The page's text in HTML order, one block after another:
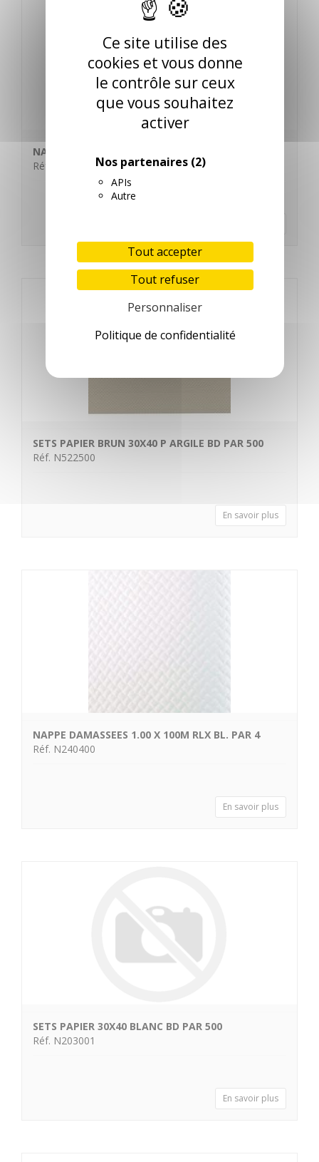
Ce site utilise des
cookies et vous donne
le contrôle sur ceux
que vous souhaitez
activer
Nos partenaires (2)
APIs
Autre
Tout accepter
Tout refuser
Personnaliser
Politique de confidentialité
NAPPE PAPIER BRUN 60X60 LIE DE VIN BD PAR 500
Réf. N520017
SETS PAPIER BRUN 30X40 P ARGILE BD PAR 500
Réf. N522500
En savoir plus
NAPPE DAMASSEES 1.00 X 100M RLX BL. PAR 4
Réf. N240400
En savoir plus
SETS PAPIER 30X40 BLANC BD PAR 500
Réf. N203001
En savoir plus